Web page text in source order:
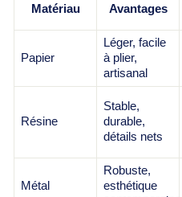
Matériau Avantages
Papier
Léger, facile
à plier,
artisanal
Résine
Stable,
durable,
détails nets
Métal
Robuste,
esthétique